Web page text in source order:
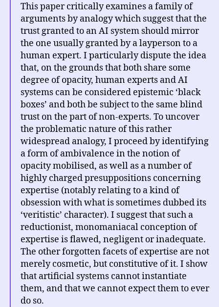
This paper critically examines a family of
arguments by analogy which suggest that the
trust granted to an AI system should mirror
the one usually granted by a layperson to a
human expert. I particularly dispute the idea
that, on the grounds that both share some
degree of opacity, human experts and AI
systems can be considered epistemic ‘black
boxes’ and both be subject to the same blind
trust on the part of non-experts. To uncover
the problematic nature of this rather
widespread analogy, I proceed by identifying
a form of ambivalence in the notion of
opacity mobilised, as well as a number of
highly charged presuppositions concerning
expertise (notably relating to a kind of
obsession with what is sometimes dubbed its
‘veritistic’ character). I suggest that such a
reductionist, monomaniacal conception of
expertise is flawed, negligent or inadequate.
The other forgotten facets of expertise are not
merely cosmetic, but constitutive of it. I show
that artificial systems cannot instantiate
them, and that we cannot expect them to ever
do so.